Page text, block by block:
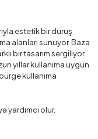
estetik bir duruş
alanları sunuyor. Baza
bir tasarım sergiliyor.
yıllar kullanıma uygun
kullanıma